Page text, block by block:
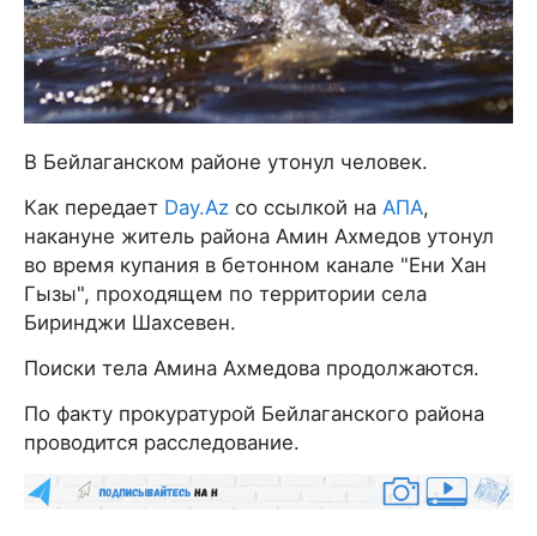
В Бейлаганском районе утонул человек.
Как передает Day.Az со ссылкой на АПА,
накануне житель района Амин Ахмедов утонул
во время купания в бетонном канале "Ени Хан
Гызы", проходящем по территории села
Биринджи Шахсевен.
Поиски тела Амина Ахмедова продолжаются.
По факту прокуратурой Бейлаганского района
проводится расследование.